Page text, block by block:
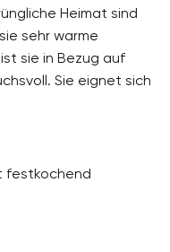
Heimat sind
sehr warme
sie in Bezug auf
Sie eignet sich
festkochend